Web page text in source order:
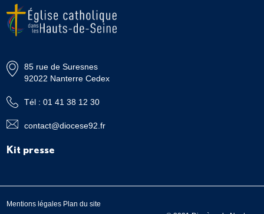
85 rue de Suresnes
92022 Nanterre Cedex
Tél : 01 41 38 12 30
contact@diocese92.fr
Kit presse
Mentions légales Plan du site